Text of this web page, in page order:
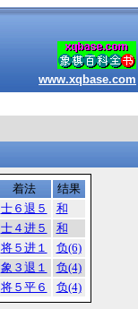
www.xqbase.com
着法
结果
士６退５
和
士４进５
和
将５进１
负(6)
象３退１
负(4)
将５平６
负(4)